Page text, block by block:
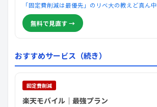
「固定費削減は最優先」のリベ大の教えど真ん中
無料で見直す →
おすすめサービス（続き）
固定費削減
楽天モバイル｜最強プラン